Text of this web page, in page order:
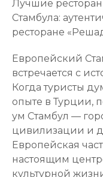
Лучшие
Стамбула:
ресторане
Европейский
встречается с
Когда туристы
опыте в Турции,
ум Стамбул —
цивилизации и
Европейская
настоящим
культурной